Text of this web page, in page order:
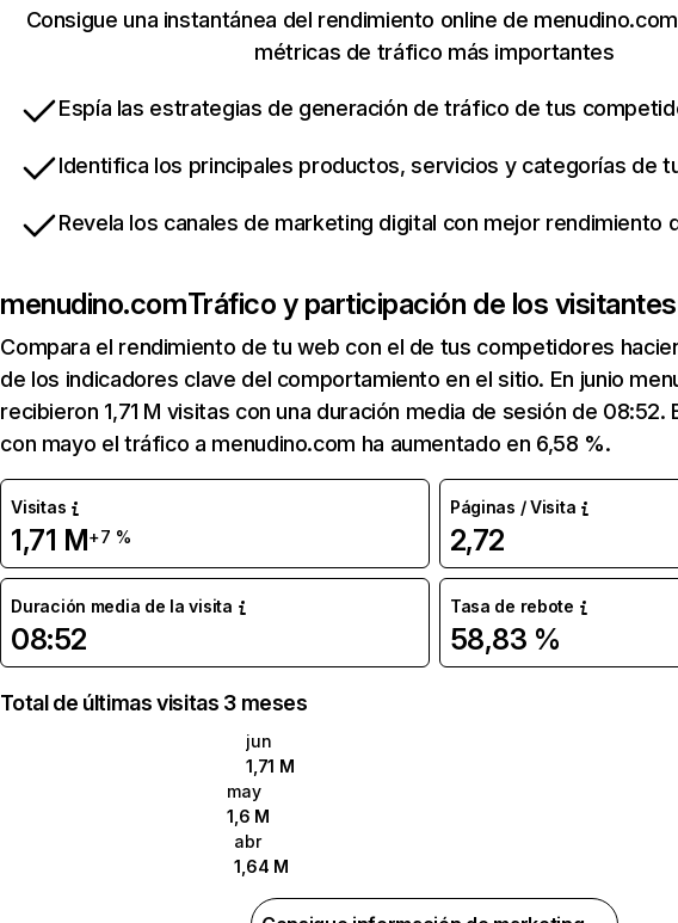
Consigue una instantánea del rendimiento online de
métricas de tráfico más importantes
Espía las estrategias de generación de tráfico de tus
Identifica los principales productos, servicios y categorías de
Revela los canales de marketing digital con mejor rendimiento
menudino.comTráfico y participación de los visitantes
Compara el rendimiento de tu web con el de tus competidores
de los indicadores clave del comportamiento en el sitio. En junio
recibieron 1,71 M visitas con una duración media de sesión de 08:52.
con mayo el tráfico a menudino.com ha aumentado en 6,58 %.
Visitas
1,71 M+7 %
Páginas / Visita
2,72
Duración media de la visita
08:52
Tasa de rebote
58,83 %
Total de últimas visitas 3 meses
jun
1,71 M
may
1,6 M
abr
1,64 M